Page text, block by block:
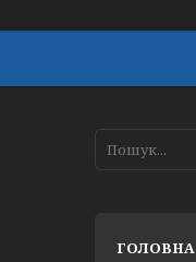
ГОЛОВНА